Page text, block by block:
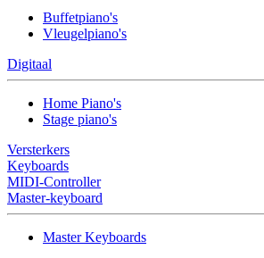
Buffetpiano's
Vleugelpiano's
Digitaal
Home Piano's
Stage piano's
Versterkers
Keyboards
MIDI-Controller
Master-keyboard
Master Keyboards